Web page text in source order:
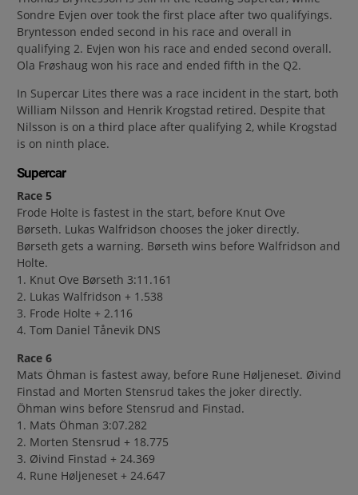
Sondre Evjen over took the first place after two qualifyings.
Bryntesson ended second in his race and overall in
qualifying 2. Evjen won his race and ended second overall.
Ola Frøshaug won his race and ended fifth in the Q2.
In Supercar Lites there was a race incident in the start, both
William Nilsson and Henrik Krogstad retired. Despite that
Nilsson is on a third place after qualifying 2, while Krogstad
is on ninth place.
Supercar
Race 5
Frode Holte is fastest in the start, before Knut Ove
Børseth. Lukas Walfridson chooses the joker directly.
Børseth gets a warning. Børseth wins before Walfridson and
Holte.
1. Knut Ove Børseth 3:11.161
2. Lukas Walfridson + 1.538
3. Frode Holte + 2.116
4. Tom Daniel Tånevik DNS
Race 6
Mats Öhman is fastest away, before Rune Høljeneset. Øivind
Finstad and Morten Stensrud takes the joker directly.
Öhman wins before Stensrud and Finstad.
1. Mats Öhman 3:07.282
2. Morten Stensrud + 18.775
3. Øivind Finstad + 24.369
4. Rune Høljeneset + 24.647